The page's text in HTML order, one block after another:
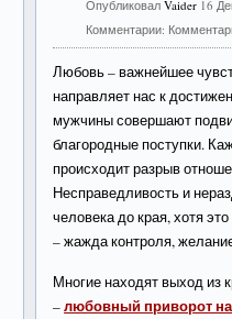
ОпубликовалVaider 16
Комментарии:
Любовь – важнейшее
направляет нас к
мужчины совершают
благородные поступки.
происходит разрыв
Несправедливость и
человека до края, хотя
– жажда контроля,
Многие находят выход из
–любовный приворот